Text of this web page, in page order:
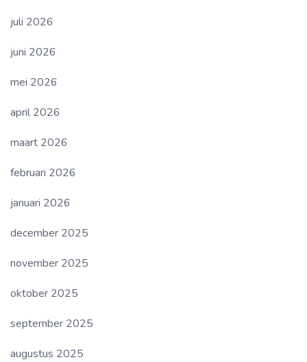
juli 2026
juni 2026
mei 2026
april 2026
maart 2026
februari 2026
januari 2026
december 2025
november 2025
oktober 2025
september 2025
augustus 2025